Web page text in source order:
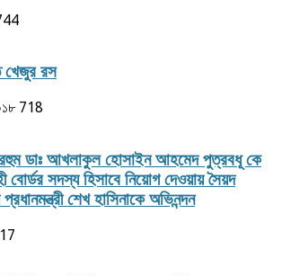
খেজুর রস
718
ডাঃ আখলাকুল হোসাইন আহমেদ পুত্রবধূ কে
বোর্ডর সদস্য হিসাবে নিয়োগ দেওয়ায় সৈয়দ
শেখ হাসিনাকে অভিনন্দন